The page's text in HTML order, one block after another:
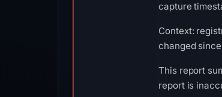
capture
Context:
changed
This report
report is